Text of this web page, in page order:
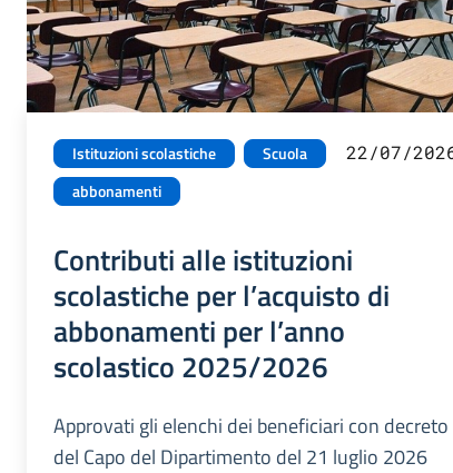
Istituzioni scolastiche
Scuola
abbonamenti
22/07/
Contributi alle istituzioni
scolastiche per l’acquisto di
abbonamenti per l’anno
scolastico 2025/2026
Approvati gli elenchi dei beneficiari con decreto
del Capo del Dipartimento del 21 luglio 2026